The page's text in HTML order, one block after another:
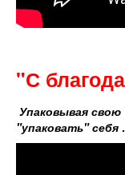
"С
Упаковывая
"упаковать" себя